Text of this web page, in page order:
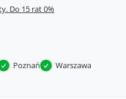
Poznań Warszawa